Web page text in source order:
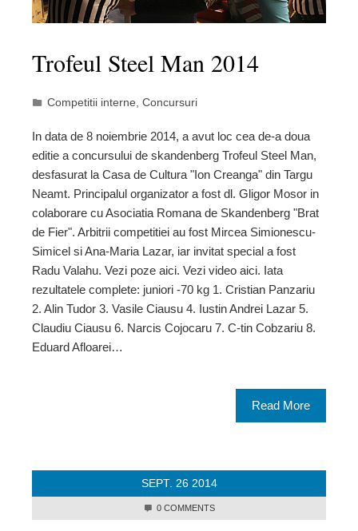
Trofeul Steel Man 2014
Competitii interne, Concursuri
In data de 8 noiembrie 2014, a avut loc cea de-a doua
editie a concursului de skandenberg Trofeul Steel Man,
desfasurat la Casa de Cultura "Ion Creanga" din Targu
Neamt. Principalul organizator a fost dl. Gligor Mosor in
colaborare cu Asociatia Romana de Skandenberg "Brat
de Fier". Arbitrii competitiei au fost Mircea Simionescu-
Simicel si Ana-Maria Lazar, iar invitat special a fost
Radu Valahu. Vezi poze aici. Vezi video aici. Iata
rezultatele complete: juniori -70 kg 1. Cristian Panzariu
2. Alin Tudor 3. Vasile Ciausu 4. Iustin Andrei Lazar 5.
Claudiu Ciausu 6. Narcis Cojocaru 7. C-tin Cobzariu 8.
Eduard Afloarei…
Read More
SEPT. 26 2014
0 COMMENTS